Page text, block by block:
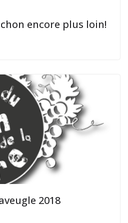
encore plus loin!
2018